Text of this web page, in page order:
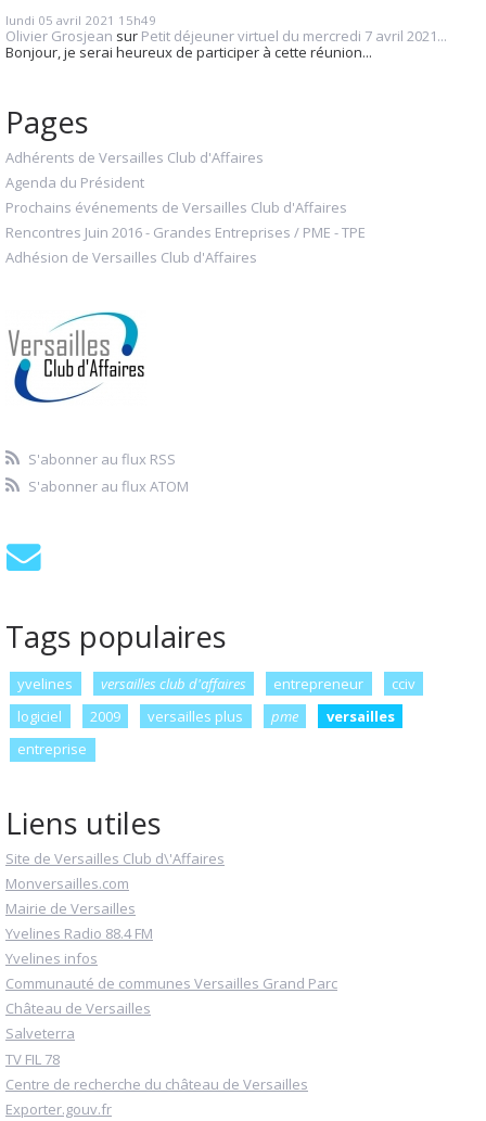
lundi 05 avril 2021 15h49
Olivier Grosjean sur Petit déjeuner virtuel du mercredi 7 avril 2021...
Bonjour, je serai heureux de participer à cette réunion...
Pages
Adhérents de Versailles Club d'Affaires
Agenda du Président
Prochains événements de Versailles Club d'Affaires
Rencontres Juin 2016 - Grandes Entreprises / PME - TPE
Adhésion de Versailles Club d'Affaires
S'abonner au flux RSS
S'abonner au flux ATOM
Tags populaires
yvelines versailles club d'affaires entrepreneur
cciv
logiciel
2009 versailles plus pme
versailles
entreprise
Liens utiles
Site de Versailles Club d\'Affaires
Monversailles.com
Mairie de Versailles
Yvelines Radio 88.4 FM
Yvelines infos
Communauté de communes Versailles Grand Parc
Château de Versailles
Salveterra
TV FIL 78
Centre de recherche du château de Versailles
Exporter.gouv.fr